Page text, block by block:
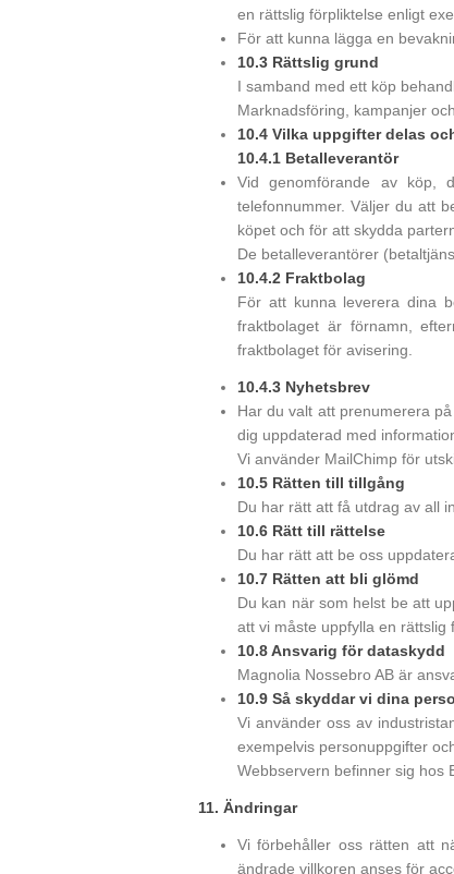
en rättslig förpliktelse enligt
För att kunna lägga en
10.3 Rättslig grund
I samband med ett köp
Marknadsföring, kampanjer
10.4 Vilka uppgifter delas
10.4.1 Betalleverantör
Vid genomförande av köp,
telefonnummer. Väljer du att
köpet och för att skydda
De betalleverantörer
10.4.2 Fraktbolag
För att kunna leverera dina
fraktbolaget är förnamn,
fraktbolaget för avisering.
10.4.3 Nyhetsbrev
Har du valt att prenumerera
dig uppdaterad med
Vi använder MailChimp för
10.5 Rätten till tillgång
Du har rätt att få utdrag av all
10.6 Rätt till rättelse
Du har rätt att be oss
10.7 Rätten att bli glömd
Du kan när som helst be att
att vi måste uppfylla en rättslig
10.8 Ansvarig för dataskydd
Magnolia Nossebro AB är
10.9 Så skyddar vi dina
Vi använder oss av
exempelvis personuppgifter
Webbservern befinner sig hos
11. Ändringar
Vi förbehåller oss rätten att
ändrade villkoren anses för